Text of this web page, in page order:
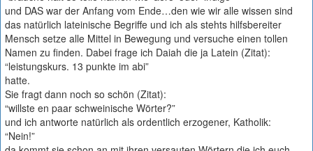
und DAS war der Anfang vom Ende…den wie wir alle wissen sind
das natürlich lateinische Begriffe und ich als stehts hilfsbereiter
Mensch setze alle Mittel in Bewegung und versuche einen tollen
Namen zu finden. Dabei frage ich Daiah die ja Latein (Zitat):
“leistungskurs. 13 punkte im abi”
hatte.
Sie fragt dann noch so schön (Zitat):
“willste en paar schweinische Wörter?”
und ich antworte natürlich als ordentlich erzogener, Katholik:
“Nein!”